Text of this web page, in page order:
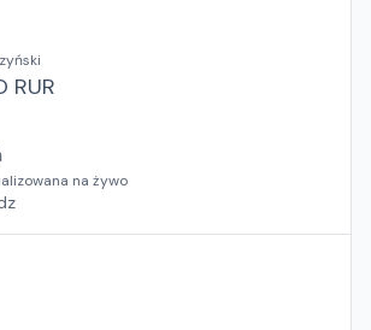
RUR
na żywo